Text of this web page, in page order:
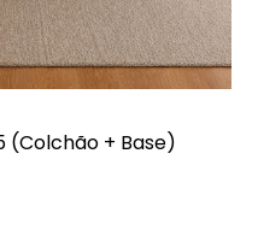
(Colchão + Base)